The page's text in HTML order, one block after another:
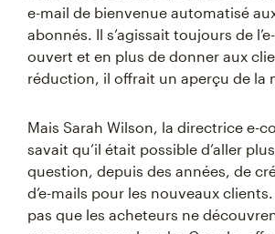
e-mail de bienvenue automatisé
abonnés. Il s’agissait toujours de
ouvert et en plus de donner aux
réduction, il offrait un aperçu de la
Mais Sarah Wilson, la directrice e-
savait qu’il était possible d’aller
question, depuis des années, de
d’e-mails pour les nouveaux
pas que les acheteurs ne